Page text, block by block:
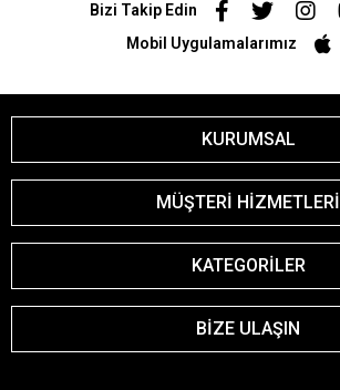
Bizi Takip Edin
Mobil Uygulamalarımız
KURUMSAL
MÜŞTERİ HİZMETLERİ
KATEGORİLER
BİZE ULAŞIN